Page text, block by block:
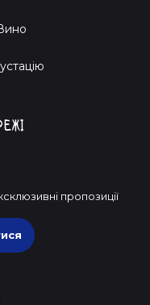
пропозиції